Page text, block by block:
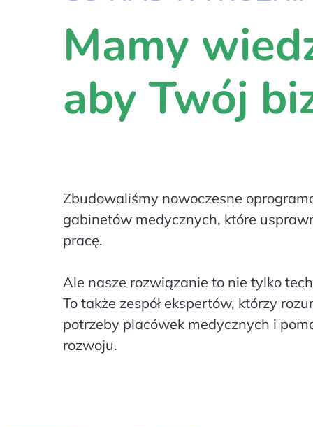
Mamy
aby Twój
Zbudowaliśmy nowoczesne
gabinetów medycznych, które
pracę.
Ale nasze rozwiązanie to nie tylko
To także zespół ekspertów, którzy
potrzeby placówek medycznych i
rozwoju.